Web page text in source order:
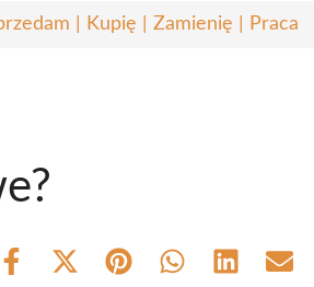
| Kupię | Zamienię | Praca
Share
Share Share Share Share Share